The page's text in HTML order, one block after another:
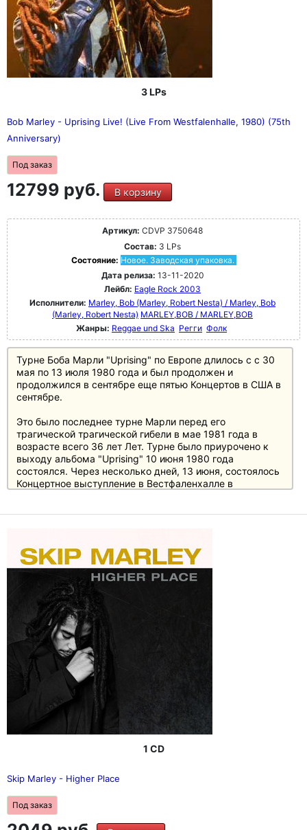
3 LPs
Bob Marley - Uprising Live! (Live From Westfalenhalle, 1980) (75th
Anniversary)
Под заказ
12799 руб. В корзину
Артикул: CDVP 3750648
Состав: 3 LPs
Состояние: Новое. Заводская упаковка.
Дата релиза: 13-11-2020
Лейбл: Eagle Rock 2003
Исполнители: Marley, Bob (Marley, Robert Nesta) / Marley, Bob
(Marley, Robert Nesta) MARLEY,BOB / MARLEY,BOB
Жанры: Reggae und Ska Регги Фолк
Турне Боба Марли "Uprising" по Европе длилось с с 30
мая по 13 июля 1980 года и был продолжен и
продолжился в сентябре еще пятью Концертов в США в
сентябре.
Это было последнее турне Марли перед его
трагической трагической гибели в мае 1981 года в
возрасте всего 36 лет Лет. Турне было приурочено к
выходу альбома "Uprising" 10 июня 1980 года
состоялся. Через несколько дней, 13 июня, состоялось
Концертное выступление в Вестфаленхалле в
был восстановленным в наилучшем качестве.
Боб Марли и группа The Wailers были в превосходной
великолепной форме, исполнив ряд хитовых синглов
Синглов и классики, таких как "No Woman, No Cry",
"Exodus Cry", "Exodus", "I Shot The Sheriff", "Redemption
Song", "Is This Love", "The Song", "Is This Love" Song", "Is
This Love", "Jamming", "Get Up, Stand Up" или "Could This
Be Love". Марли энергичное и харизматичное
выступление Марли не проявлял никаких признаков
своего тяжелого онкологического заболевания Рака, от
которого он умер лишь несколько месяцев спустя
succumbed to. В связи с тем, что на DVD вышло всего
несколько концертов на DVD, это гарантированно будет
приятным дополнением этот диск гарантированно
станет приятным дополнением к коллекции любого
1 CD
Skip Marley - Higher Place
Под заказ